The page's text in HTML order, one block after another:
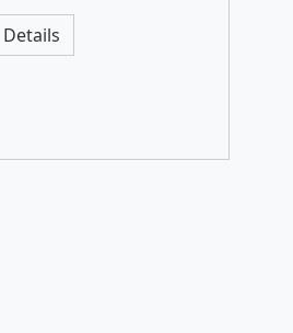
Details